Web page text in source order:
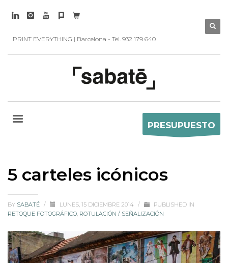
PRINT EVERYTHING | Barcelona - Tel. 932 179 640
5 carteles icónicos
RETOQUE FOTOGRÁFICO,ROTULACIÓN / SEÑALIZACIÓN